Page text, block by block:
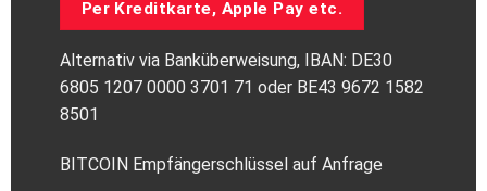
Per Kreditkarte, Apple Pay etc.
Alternativ via Banküberweisung, IBAN: DE30
6805 1207 0000 3701 71 oder BE43 9672 1582
8501
BITCOIN Empfängerschlüssel auf Anfrage